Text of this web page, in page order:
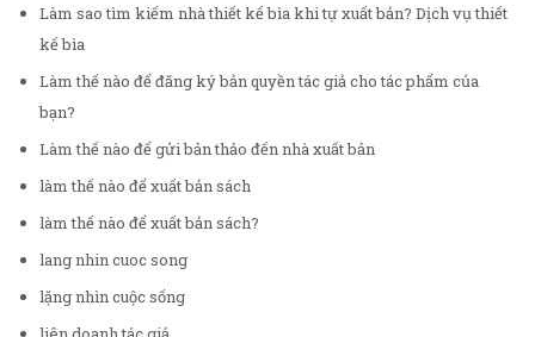
Làm sao tìm kiếm nhà thiết kế bìa khi tự xuất bản? Dịch vụ thiết
kế bìa
Làm thế nào để đăng ký bản quyền tác giả cho tác phẩm của
bạn?
Làm thế nào để gửi bản thảo đến nhà xuất bản
làm thế nào để xuất bản sách
làm thế nào để xuất bản sách?
lang nhin cuoc song
lặng nhìn cuộc sống